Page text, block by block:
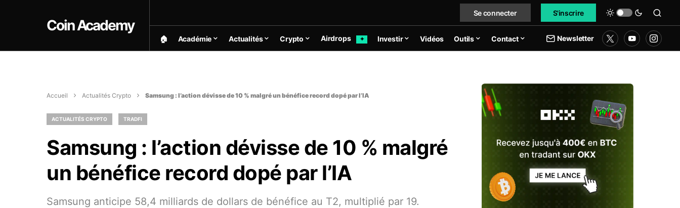
Coin Academy
Se connecter S'inscrire
🏠︎ Académie Actualités Crypto Airdrops ✦ Investir Vidéos Outils Contact Newsletter
Accueil Actualités Crypto Samsung : l’action dévisse de 10 % malgré un bénéfice record dopé par l’IA
ACTUALITÉS CRYPTO TRADFI
Samsung : l’action dévisse de 10 % malgré
un bénéfice record dopé par l’IA
Samsung anticipe 58,4 milliards de dollars de bénéfice au T2, multiplié par 19.